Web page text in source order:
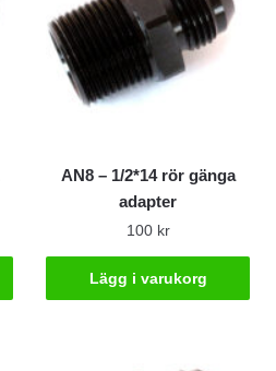
AN8 – 1/2*14 rör gänga
adapter
100 kr
Lägg i varukorg